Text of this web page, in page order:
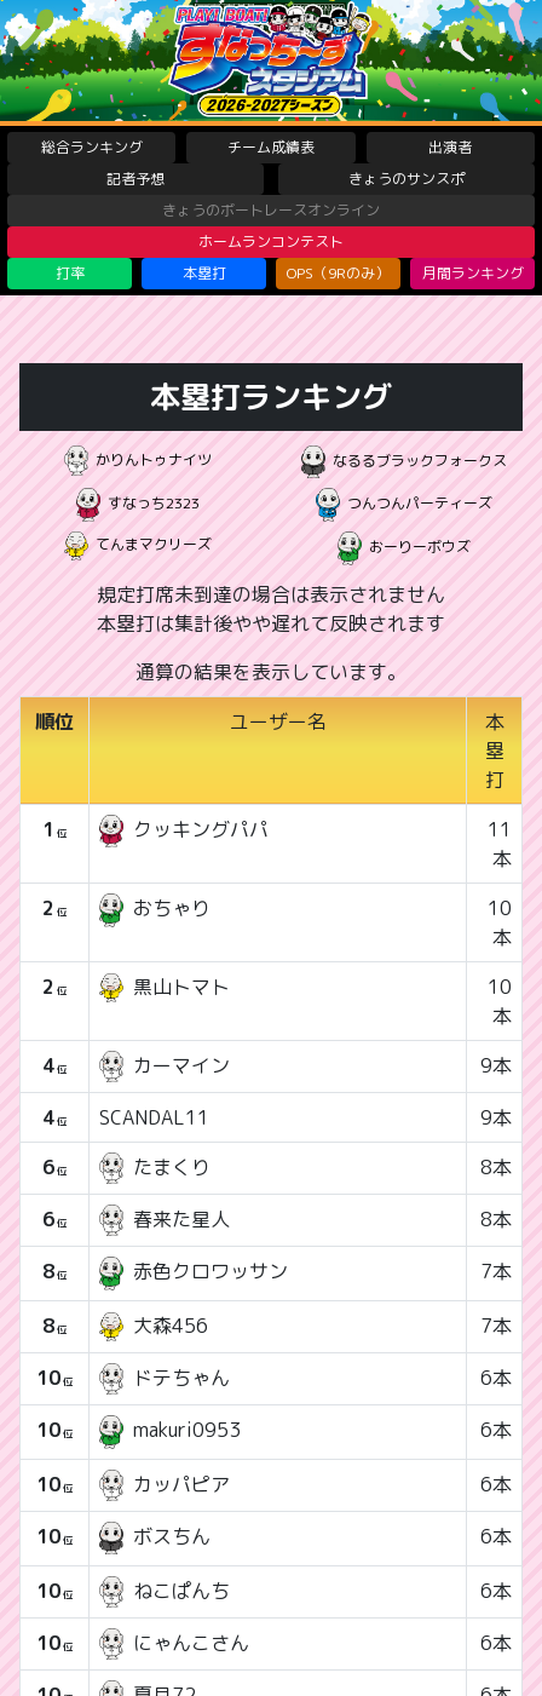
総合ランキング チーム成績表
出演者
記者予想
きょうのサンスポ
きょうのボートレースオンライン
ホームランコンテスト
打率
本塁打 OPS（9Rのみ） 月間ランキング
本塁打ランキング
かりんトゥナイツ なるるブラックフォークス
すなっち2323 つんつんパーティーズ
てんまマクリーズ おーりーボウズ
規定打席未到達の場合は表示されません
本塁打は集計後やや遅れて反映されます
通算の結果を表示しています。
順位
ユーザー名
本
塁
打
1 位 クッキングパパ
11
本
2 位 おちゃり
10
本
2 位 黒山トマト
10
本
4位 カーマイン
9本
4位 SCANDAL11
9本
6位 たまくり
8本
6位 春来た星人
8本
8位 赤色クロワッサン 7本
8位 大森456
7本
10位 ドテちゃん
6本
10位 makuri0953 6本
10位 カッパピア
6本
10位 ボスちん 6本
10位 ねこぱんち
6本
10位 にゃんこさん
6本